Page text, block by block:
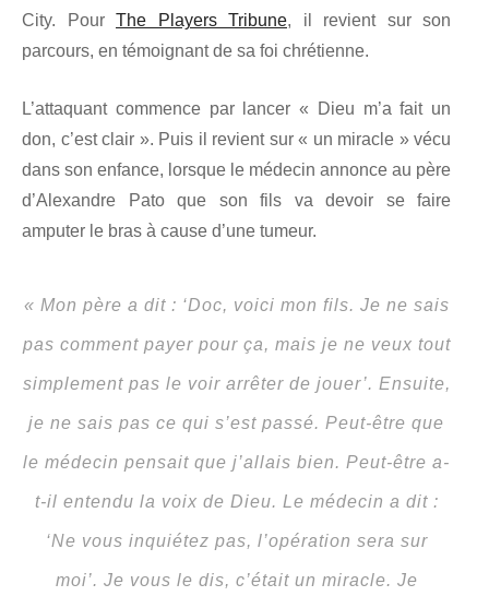
City. Pour The Players Tribune, il revient sur son
parcours, en témoignant de sa foi chrétienne.
L’attaquant commence par lancer « Dieu m’a fait un
don, c’est clair ». Puis il revient sur « un miracle » vécu
dans son enfance, lorsque le médecin annonce au père
d’Alexandre Pato que son fils va devoir se faire
amputer le bras à cause d’une tumeur.
« Mon père a dit : ‘Doc, voici mon fils. Je ne sais
pas comment payer pour ça, mais je ne veux tout
simplement pas le voir arrêter de jouer’. Ensuite,
je ne sais pas ce qui s’est passé. Peut-être que
le médecin pensait que j’allais bien. Peut-être a-
t-il entendu la voix de Dieu. Le médecin a dit :
‘Ne vous inquiétez pas, l’opération sera sur
moi’. Je vous le dis, c’était un miracle. Je